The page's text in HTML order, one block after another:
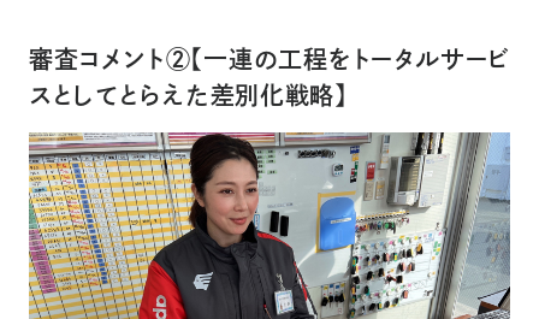
審査コメント②【一連の工程をトータルサービ
スとしてとらえた差別化戦略】